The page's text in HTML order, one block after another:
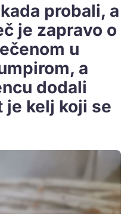
probali, a
je zapravo o
u
a
dodali
je kelj koji se